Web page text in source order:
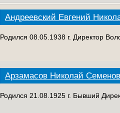
Андреевский Евгений
Родился 08.05.1938 г. Директор
Арзамасов Николай
Родился 21.08.1925 г. Бывший